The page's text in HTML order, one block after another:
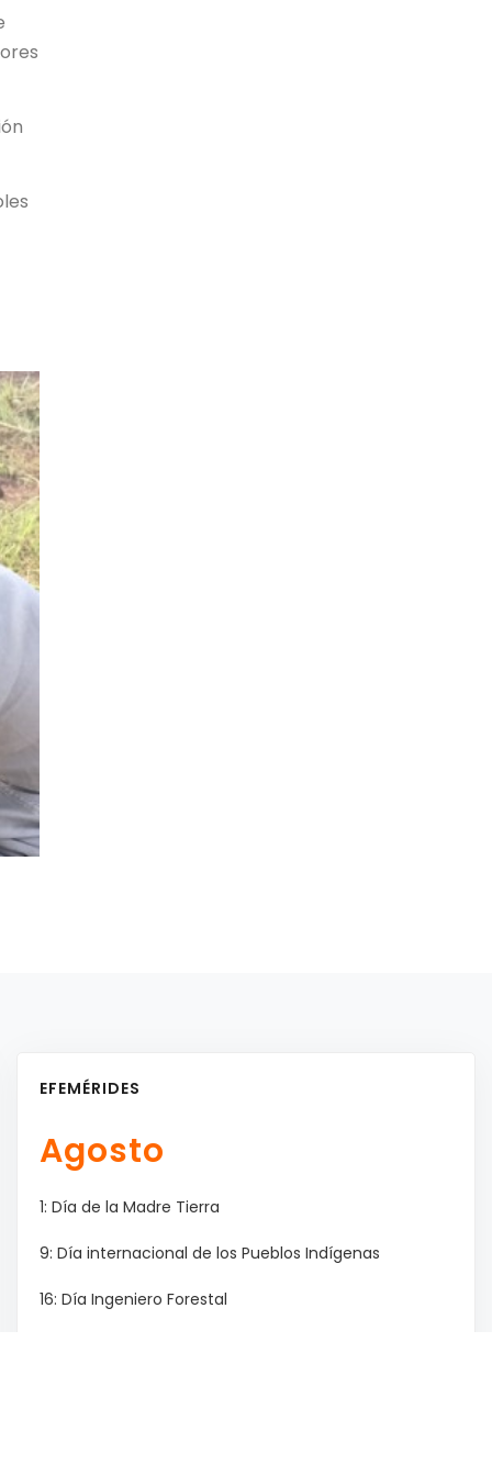
EFEMÉRIDES
Agosto
1: Día de la Madre Tierra
9: Día internacional de los Pueblos Indígenas
16: Día Ingeniero Forestal